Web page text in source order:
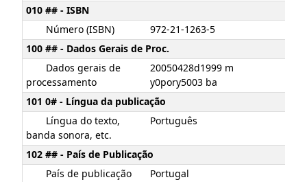
010 ## - ISBN
Número (ISBN)
972-21-1263-5
100 ## - Dados Gerais de Proc.
Dados gerais de
processamento
20050428d1999 m
y0pory5003 ba
101 0# - Língua da publicação
Língua do texto,
banda sonora, etc.
Português
102 ## - País de Publicação
País de publicação
Portugal